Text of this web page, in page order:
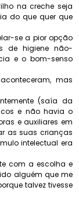
na creche seja
do que quer que
se a pior opção
de higiene não-
e o bom-senso
mas
(saía da
e não havia o
e auxiliares em
as suas crianças
intelectual era
com a escolha e
alguém que me
talvez tivesse